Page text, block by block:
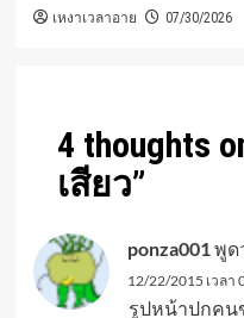
เหงาเวลาอาย 07/30/2026
4 thoughts
เสียว”
ponza001พูด
12/22/2015 เวลา
รูปหน้าปกคน